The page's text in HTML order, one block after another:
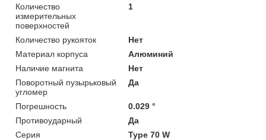
Количество
измерительных
поверхностей
1
Количество рукояток
Нет
Материал корпуса
Алюминий
Наличие магнита
Нет
Поворотный пузырьковый
угломер
Да
Погрешность
0.029 °
Противоударный
Да
Серия
Type 70 W